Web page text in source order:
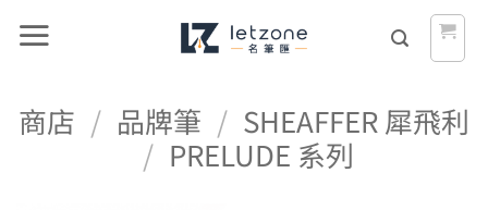
商店 / 品牌筆 / SHEAFFER 犀飛利
/ PRELUDE 系列